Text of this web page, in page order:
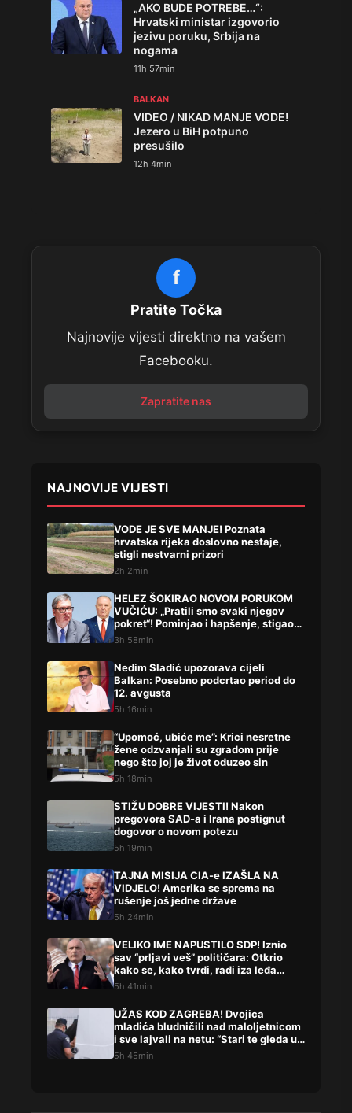
„AKO BUDE POTREBE…“:
Hrvatski ministar izgovorio
jezivu poruku, Srbija na
nogama
11h 57min
BALKAN
VIDEO / NIKAD MANJE VODE!
Jezero u BiH potpuno
presušilo
12h 4min
f
Pratite Točka
Najnovije vijesti direktno na vašem
Facebooku.
Zapratite nas
NAJNOVIJE VIJESTI
VODE JE SVE MANJE! Poznata
hrvatska rijeka doslovno nestaje,
stigli nestvarni prizori
2h 2min
HELEZ ŠOKIRAO NOVOM PORUKOM
VUČIĆU: „Pratili smo svaki njegov
pokret“! Pominjao i hapšenje, stigao
žestok odgovor Brnabićeve
3h 58min
Nedim Sladić upozorava cijeli
Balkan: Posebno podcrtao period do
12. avgusta
5h 16min
“Upomoć, ubiće me”: Krici nesretne
žene odzvanjali su zgradom prije
nego što joj je život oduzeo sin
5h 18min
STIŽU DOBRE VIJESTI! Nakon
pregovora SAD-a i Irana postignut
dogovor o novom potezu
5h 19min
TAJNA MISIJA CIA-e IZAŠLA NA
VIDJELO! Amerika se sprema na
rušenje još jedne države
5h 24min
VELIKO IME NAPUSTILO SDP! Iznio
sav “prljavi veš” političara: Otkrio
kako se, kako tvrdi, radi iza leđa
građana
5h 41min
UŽAS KOD ZAGREBA! Dvojica
mladića bludničili nad maloljetnicom
i sve lajvali na netu: “Stari te gleda u
lajvu”
5h 45min